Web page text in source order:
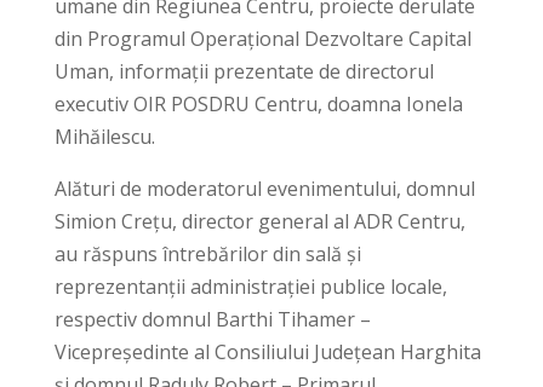
umane din Regiunea Centru, proiecte derulate
din Programul Operațional Dezvoltare Capital
Uman, informații prezentate de directorul
executiv OIR POSDRU Centru, doamna Ionela
Mihăilescu.
Alături de moderatorul evenimentului, domnul
Simion Crețu, director general al ADR Centru,
au răspuns întrebărilor din sală și
reprezentanții administrației publice locale,
respectiv domnul Barthi Tihamer –
Vicepreședinte al Consiliului Județean Harghita